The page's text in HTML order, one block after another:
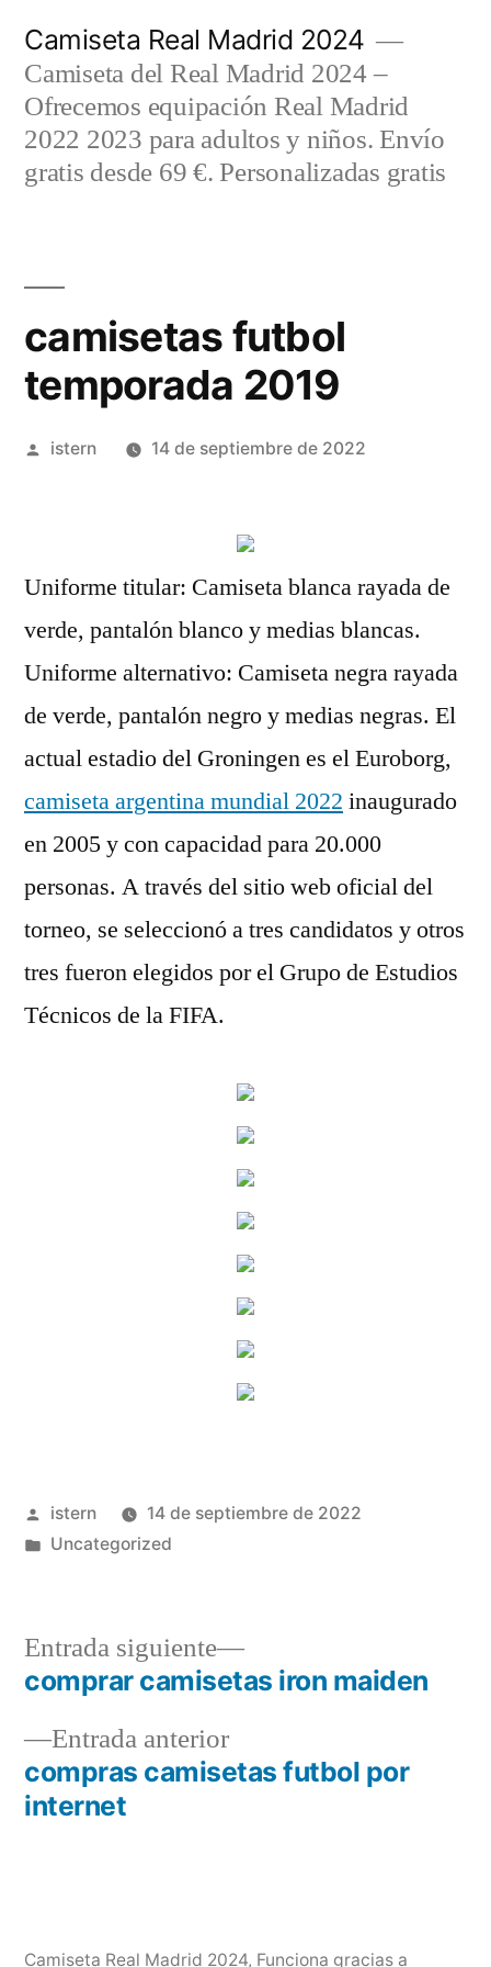
contenido
Camiseta Real Madrid 2024
Camiseta del Real Madrid 2024 –
Ofrecemos equipación Real Madrid
2022 2023 para adultos y niños. Envío
gratis desde 69 €. Personalizadas gratis
camisetas futbol
temporada 2019
Publicado
istern 14 de septiembre de 2022
Uniforme titular: Camiseta blanca rayada de
verde, pantalón blanco y medias blancas.
Uniforme alternativo: Camiseta negra rayada
de verde, pantalón negro y medias negras. El
actual estadio del Groningen es el Euroborg,
camiseta argentina mundial 2022 inaugurado
en 2005 y con capacidad para 20.000
personas. A través del sitio web oficial del
torneo, se seleccionó a tres candidatos y otros
tres fueron elegidos por el Grupo de Estudios
Técnicos de la FIFA.
Publicado
por
istern
14 de septiembre de 2022
Publicado
Uncategorized
Navegación
de
entradas
Entrada anteriorEntrada
anterior:
compras camisetas futbol por
internet
Entrada siguiente
Entrada
siguiente:
comprar camisetas iron maiden
Camiseta Real Madrid 2024, Funciona gracias a